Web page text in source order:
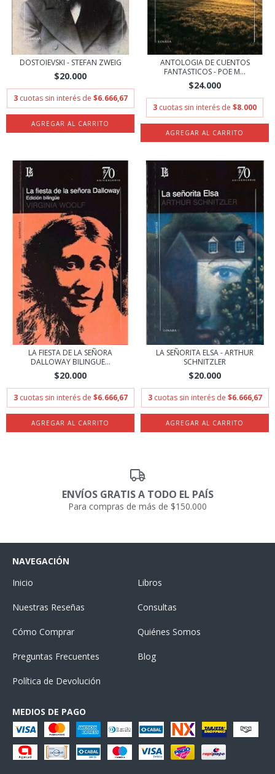
DOSTOIEVSKI - STEFAN ZWEIG
$20.000
3 cuotas sin interés de $6.666,67
ANTOLOGIA DE CUENTOS
FANTASTICOS - POE M...
$24.000
3 cuotas sin interés de $8.000
LA FIESTA DE LA SEÑORA
DALLOWAY BILINGUE...
$20.000
3 cuotas sin interés de $6.666,67
LA SEÑORITA ELSA - ARTHUR
SCHNITZLER
$20.000
3 cuotas sin interés de $6.666,67
ENVÍOS GRATIS A TODO EL PAÍS
Para compras de más de $150.000
NAVEGACIÓN
Inicio
Libros
Nuestras Reseñas Consultas
Cómo Comprar Quiénes Somos
Preguntas Frecuentes Blog
Política de Devolución
MEDIOS DE PAGO